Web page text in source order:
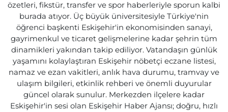
özetleri, fikstür, transfer ve spor haberleriyle sporun kalbi
burada atıyor. Üç büyük üniversitesiyle Türkiye'nin
öğrenci başkenti Eskişehir'in ekonomisinden sanayi,
gayrimenkul ve ticaret gelişmelerine kadar şehrin tüm
dinamikleri yakından takip ediliyor. Vatandaşın günlük
yaşamını kolaylaştıran Eskişehir nöbetçi eczane listesi,
namaz ve ezan vakitleri, anlık hava durumu, tramvay ve
ulaşım bilgileri, etkinlik rehberi ve önemli duyurular
güncel olarak sunulur. Merkezden ilçelere kadar
Eskişehir'in sesi olan Eskişehir Haber Ajansı; doğru, hızlı